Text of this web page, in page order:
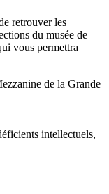
retrouver les
du musée de
vous permettra
de la Grande
intellectuels,